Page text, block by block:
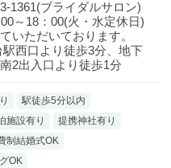
1361(ブライダルサロン)
～18：00(火・水定休日)
いただいております。
西口より徒歩3分、地下
2出入口より徒歩1分
駅徒歩5分以内
施設有り
提携神社有り
制結婚式OK
OK